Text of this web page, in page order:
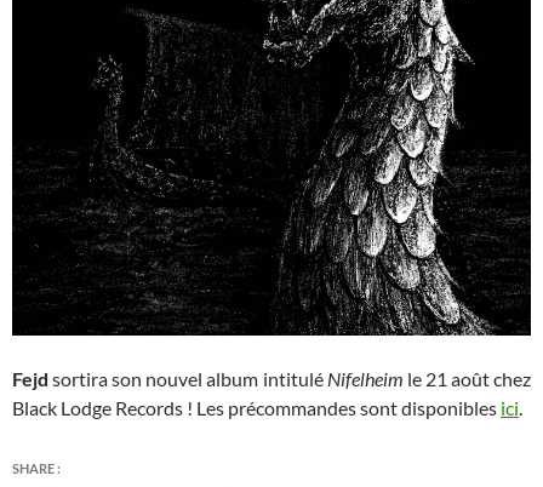
Fejd sortira son nouvel album intitulé Nifelheim le 21 août chez
Black Lodge Records ! Les précommandes sont disponibles ici.
SHARE :